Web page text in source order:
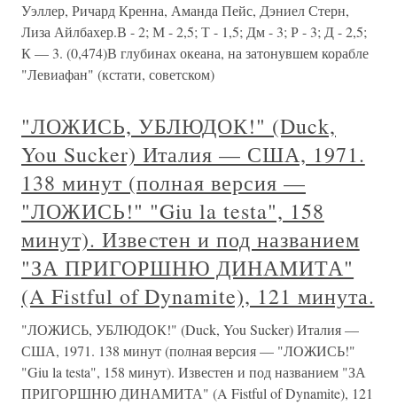
Уэллер, Ричард Кренна, Аманда Пейс, Дэниел Стерн,
Лиза Айлбахер.В - 2; М - 2,5; Т - 1,5; Дм - 3; Р - 3; Д - 2,5;
К — 3. (0,474)В глубинах океана, на затонувшем корабле
"Левиафан" (кстати, советском)
"ЛОЖИСЬ, УБЛЮДОК!" (Duck,
You Sucker) Италия — США, 1971.
138 минут (полная версия —
"ЛОЖИСЬ!" "Giu la testa", 158
минут). Известен и под названием
"ЗА ПРИГОРШНЮ ДИНАМИТА"
(A Fistful of Dynamite), 121 минута.
"ЛОЖИСЬ, УБЛЮДОК!" (Duck, You Sucker) Италия —
США, 1971. 138 минут (полная версия — "ЛОЖИСЬ!"
"Giu la testa", 158 минут). Известен и под названием "ЗА
ПРИГОРШНЮ ДИНАМИТА" (A Fistful of Dynamite), 121